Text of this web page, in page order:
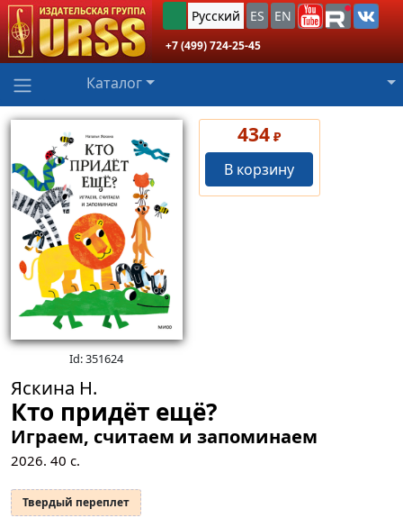
Русский ES EN
+7 (499) 724-25-45
Каталог
Id: 351624
434 ₽
В корзину
Яскина Н.
Кто придёт ещё?
Играем, считаем и запоминаем
2026. 40 с.
Твердый переплет